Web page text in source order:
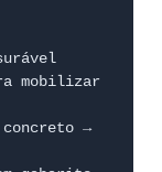
mobilizar
→